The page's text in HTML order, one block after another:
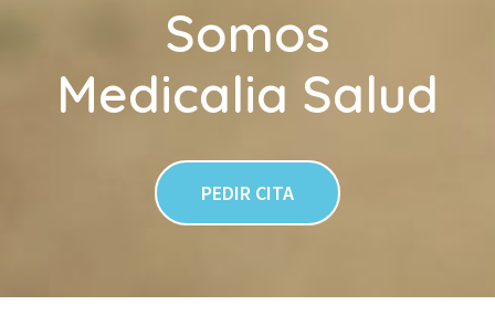
Somos
Medicalia Salud
PEDIR CITA